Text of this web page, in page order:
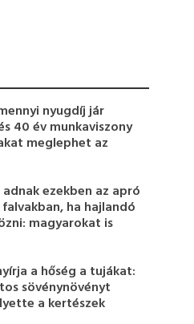
nyugdíj jár
40 év munkaviszony
meglephet az
ezekben az apró
ha hajlandó
magyarokat is
a hőség a tujákat:
sövénynövényt
a kertészek